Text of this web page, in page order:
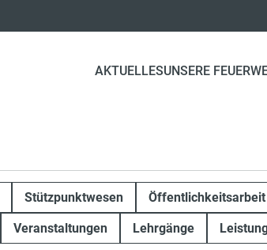
AKTUELLESUNSERE
Stützpunktwesen Öffentlichkeitsarbeit
Veranstaltungen Lehrgänge